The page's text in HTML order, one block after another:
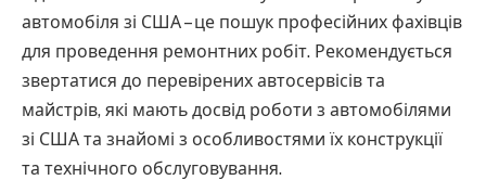
автомобіля зі США – це пошук професійних фахівців
для проведення ремонтних робіт. Рекомендується
звертатися до перевірених автосервісів та
майстрів, які мають досвід роботи з автомобілями
зі США та знайомі з особливостями їх конструкції
та технічного обслуговування.